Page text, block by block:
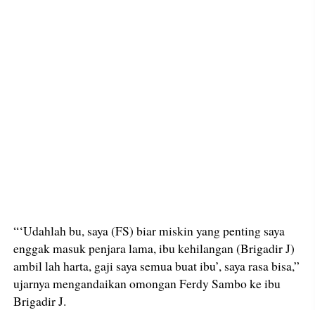
“‘Udahlah bu, saya (FS) biar miskin yang penting saya
enggak masuk penjara lama, ibu kehilangan (Brigadir J)
ambil lah harta, gaji saya semua buat ibu’, saya rasa bisa,”
ujarnya mengandaikan omongan Ferdy Sambo ke ibu
Brigadir J.